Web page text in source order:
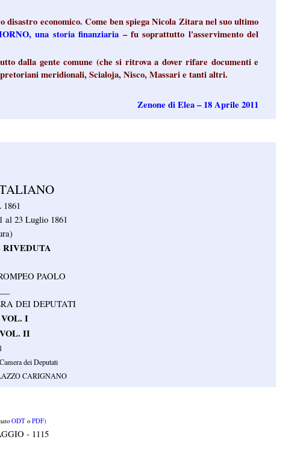
disastro economico. Come ben spiega Nicola Zitara nel suo ultimo
una storia finanziaria – fu soprattutto l'asservimento del
dalla gente comune (che si ritrova a dover rifare documenti e
meridionali, Scialoja, Nisco, Massari e tanti altri.
Zenone di Elea – 18 Aprile 2011
al 23 Luglio 1861
RIVEDUTA
PAOLO
DEI DEPUTATI
VOL. I
VOL. II
dei Deputati
CARIGNANO
ODTo PDF)
- 1115